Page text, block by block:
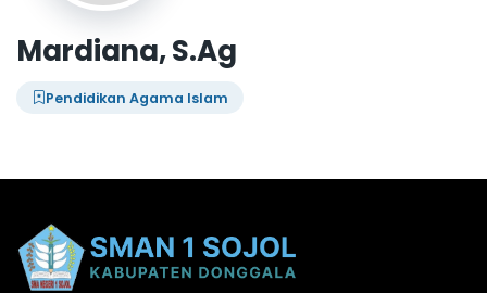
Mardiana, S.Ag
Pendidikan Agama Islam